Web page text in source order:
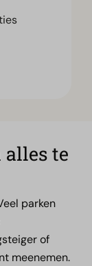
alles te
parken
of
meenemen.